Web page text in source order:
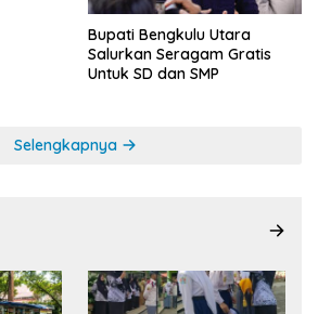
Bupati Bengkulu Utara
Salurkan Seragam Gratis
Untuk SD dan SMP
Selengkapnya